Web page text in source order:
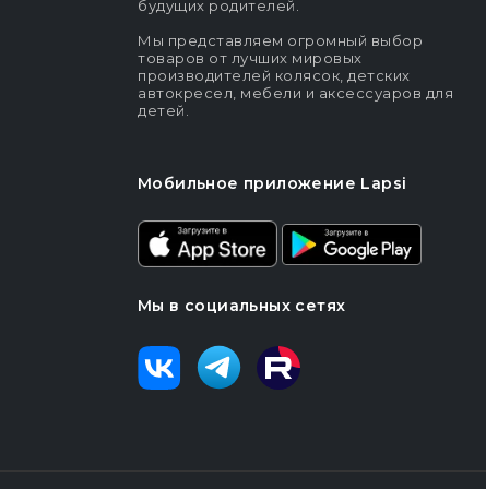
будущих родителей.
Мы представляем огромный выбор
товаров от лучших мировых
производителей колясок, детских
автокресел, мебели и аксессуаров для
детей.
Мобильное приложение Lapsi
Мы в социальных сетях